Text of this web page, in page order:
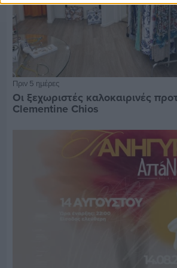
Πριν 5 ημέρες
Οι ξεχωριστές καλοκαιρινές
Clementine Chios